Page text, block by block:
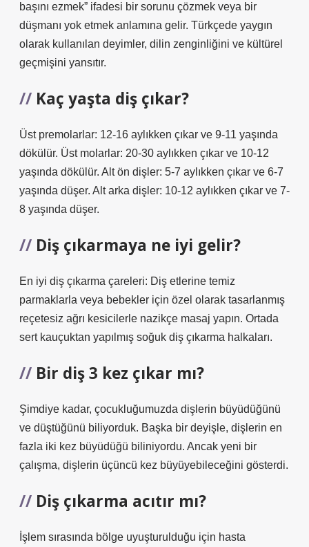
başını ezmek” ifadesi bir sorunu çözmek veya bir
düşmanı yok etmek anlamına gelir. Türkçede yaygın
olarak kullanılan deyimler, dilin zenginliğini ve kültürel
geçmişini yansıtır.
Kaç yaşta diş çıkar?
Üst premolarlar: 12-16 aylıkken çıkar ve 9-11 yaşında
dökülür. Üst molarlar: 20-30 aylıkken çıkar ve 10-12
yaşında dökülür. Alt ön dişler: 5-7 aylıkken çıkar ve 6-7
yaşında düşer. Alt arka dişler: 10-12 aylıkken çıkar ve 7-
8 yaşında düşer.
Diş çıkarmaya ne iyi gelir?
En iyi diş çıkarma çareleri: Diş etlerine temiz
parmaklarla veya bebekler için özel olarak tasarlanmış
reçetesiz ağrı kesicilerle nazikçe masaj yapın. Ortada
sert kauçuktan yapılmış soğuk diş çıkarma halkaları.
Bir diş 3 kez çıkar mı?
Şimdiye kadar, çocukluğumuzda dişlerin büyüdüğünü
ve düştüğünü biliyorduk. Başka bir deyişle, dişlerin en
fazla iki kez büyüdüğü biliniyordu. Ancak yeni bir
çalışma, dişlerin üçüncü kez büyüyebileceğini gösterdi.
Diş çıkarma acıtır mı?
İşlem sırasında bölge uyuşturulduğu için hasta